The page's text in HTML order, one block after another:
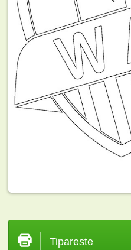
Tipareste